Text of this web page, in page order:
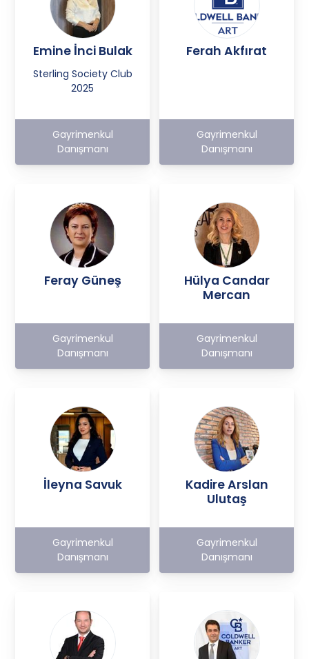
Emine İnci Bulak
Sterling Society Club
2025
Gayrimenkul
Danışmanı
Ferah Akfırat
Gayrimenkul
Danışmanı
Feray Güneş
Gayrimenkul
Danışmanı
Hülya Candar
Mercan
Gayrimenkul
Danışmanı
İleyna Savuk
Gayrimenkul
Danışmanı
Kadire Arslan
Ulutaş
Gayrimenkul
Danışmanı